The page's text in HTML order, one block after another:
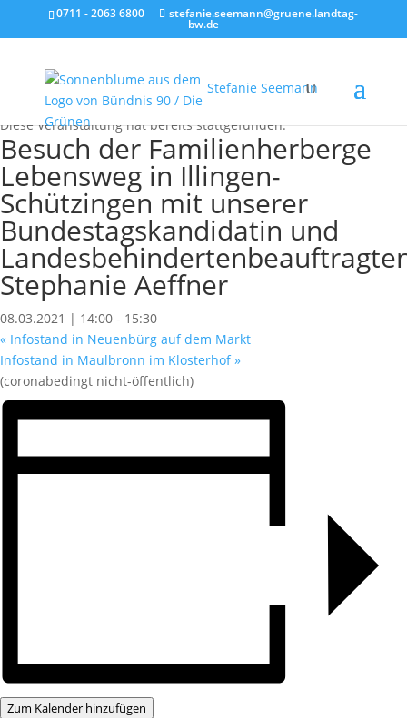
0711 - 2063 6800 stefanie.seemann@gruene.landtag-
bw.de
Stefanie Seemann
« Alle Veranstaltungen
Diese Veranstaltung hat bereits stattgefunden.
Besuch der Familienherberge
Lebensweg in Illingen-
Schützingen mit unserer
Bundestagskandidatin und
Stephanie Aeffner
08.03.2021 | 14:00 - 15:30
« Infostand in Neuenbürg auf dem Markt
Infostand in Maulbronn im Klosterhof»
(coronabedingt nicht-öffentlich)
Zum Kalender hinzufügen